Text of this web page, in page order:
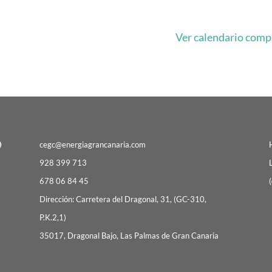
Ver calendario
cegc@energiagrancanaria.com
928 399 713
678 06 84 45
Dirección: Carretera del Dragonal, 31, (GC-310,
P.K.2,1)
35017, Dragonal Bajo, Las Palmas de Gran Canaria